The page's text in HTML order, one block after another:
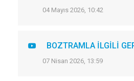
04 Mayıs 2026, 10:42
BOZTRAMLA İLGİLİ
07 Nisan 2026, 13:59